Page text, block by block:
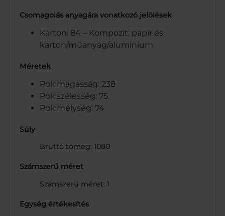
Csomagolás anyagára vonatkozó jelölések
Karton: 84 – Kompozit: papír és
karton/műanyag/alumínium
Méretek
Polcmagasság: 238
Polcszélesség: 75
Polcmélység: 74
Súly
Bruttó tömeg: 1080
Számszerű méret
Számszerű méret: 1
Egység értékesítés